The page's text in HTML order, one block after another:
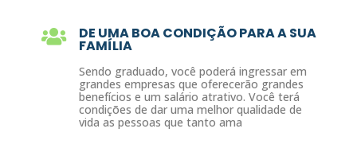
DE UMA BOA CONDIÇÃO PARA A SUA
FAMÍLIA
Sendo graduado, você poderá ingressar em
grandes empresas que oferecerão grandes
benefícios e um salário atrativo. Você terá
condições de dar uma melhor qualidade de
vida as pessoas que tanto ama